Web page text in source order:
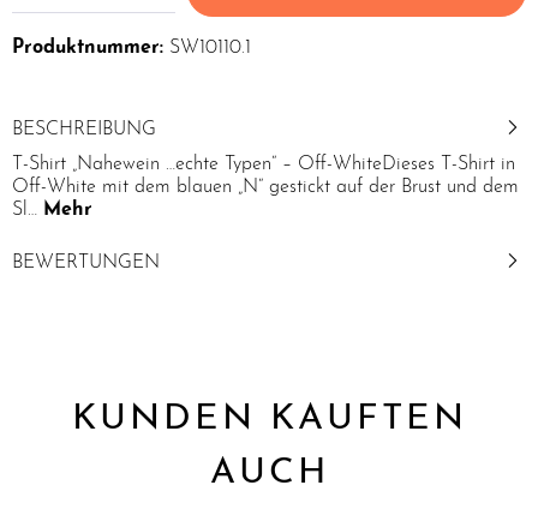
Produktnummer: SW10110.1
BESCHREIBUNG
T-Shirt „Nahewein …echte Typen“ – Off-WhiteDieses T-Shirt in
Off-White mit dem blauen „N“ gestickt auf der Brust und dem
Sl… Mehr
BEWERTUNGEN
KUNDEN KAUFTEN
AUCH